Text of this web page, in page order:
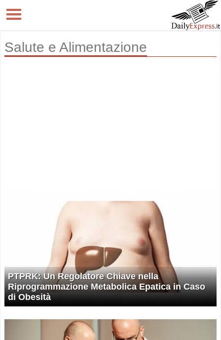
Salute e Alimentazione
PTPRK: Un Regolatore Chiave nella
Riprogrammazione Metabolica Epatica in Caso
di Obesità